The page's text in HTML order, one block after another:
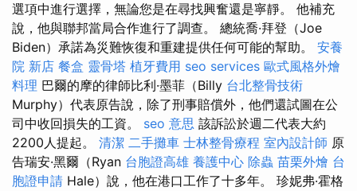
選項中進行選擇，無論您是在尋找興奮還是寧靜。 他補充
說，他與聯邦當局合作進行了調查。 總統喬·拜登（Joe
Biden）承諾為災難恢復和重建提供任何可能的幫助。 安養
院 新店 餐盒 靈骨塔 植牙費用 seo services 歐式風格外燴
料理 巴爾的摩的律師比利·墨菲（Billy 台北整骨技術
Murphy）代表原告說，除了刑事賠償外，他們還試圖在公
司中收回損失的工資。 seo 意思 該訴訟於週二代表大約
2200人提起。 清潔 二手攤車 士林整骨療程 室內設計師 原
告瑞安·黑爾（Ryan 台胞證高雄 養護中心 除蟲 苗栗外燴 台
胞證申請 Hale）說，他在港口工作了十多年。 珍妮弗·霍格